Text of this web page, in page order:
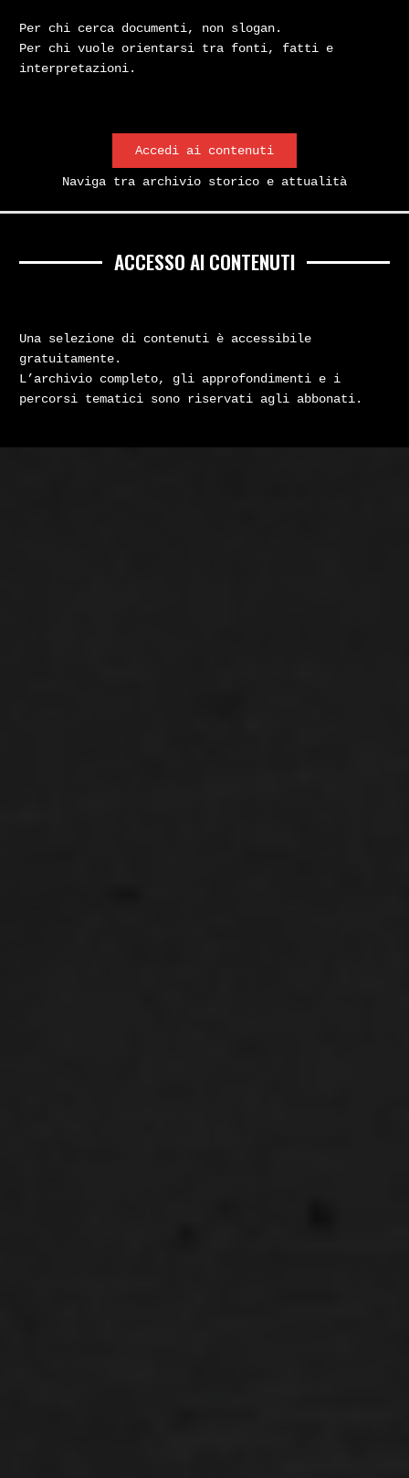
Per chi cerca documenti, non slogan.
Per chi vuole orientarsi tra fonti, fatti e
interpretazioni.
Accedi ai contenuti
Naviga tra archivio storico e attualità
ACCESSO AI CONTENUTI
Una selezione di contenuti è accessibile
gratuitamente.
L’archivio completo, gli approfondimenti e i
percorsi tematici sono riservati agli abbonati.